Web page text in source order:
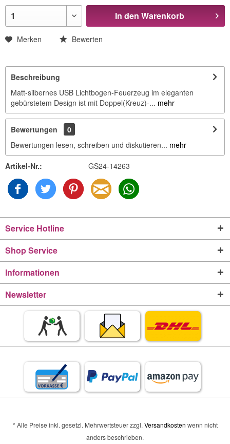
In den Warenkorb
Merken Bewerten
Beschreibung
Matt-silbernes USB Lichtbogen-Feuerzeug im eleganten
gebürstetem Design ist mit Doppel(Kreuz)-... mehr
Bewertungen
0
Bewertungen lesen, schreiben und diskutieren... mehr
Artikel-Nr.: GS24-14263
Service Hotline
Shop Service
Informationen
Newsletter
* Alle Preise inkl. gesetzl. Mehrwertsteuer zzgl. Versandkosten wenn nicht
anders beschrieben.